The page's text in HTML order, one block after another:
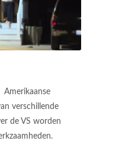
Amerikaanse
verschillende
de VS worden